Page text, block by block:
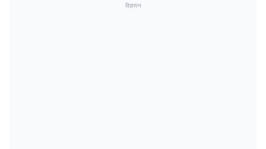
विज्ञापन